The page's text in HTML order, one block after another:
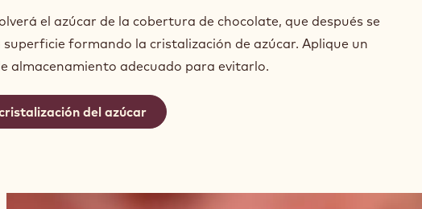
el azúcar de la cobertura de chocolate, que después se
formando la cristalización de azúcar. Aplique un
almacenamiento adecuado para evitarlo.
del azúcar